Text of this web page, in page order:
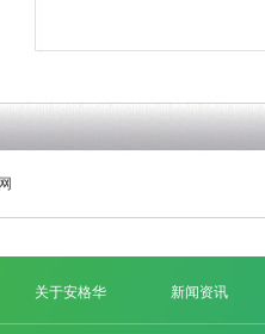
关于安格华 新闻资讯